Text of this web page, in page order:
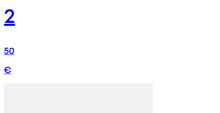
2
50
€